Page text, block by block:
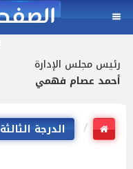
رئيس مجلس الإدارة
أحمد عصام فهمي
الدرجة الثالثة